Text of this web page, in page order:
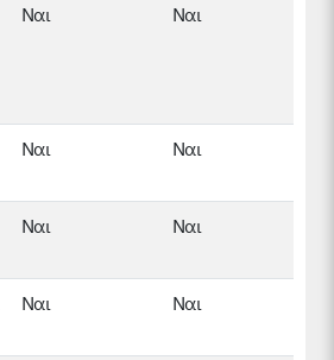
Ναι Ναι
Ναι Ναι
Ναι Ναι
Ναι Ναι